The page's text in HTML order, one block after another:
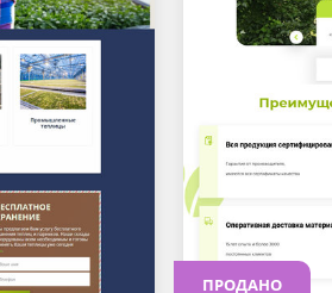
ПРОДАНО